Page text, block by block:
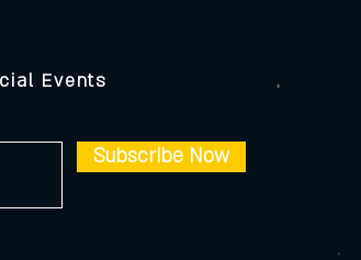
Events
Subscribe Now